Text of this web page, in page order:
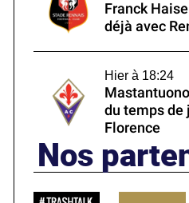
Franck
déjà avec
Hier à 18:24
du temps de
Florence
Nos